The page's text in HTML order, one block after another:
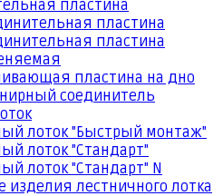
пластина
пластина
пластина
пластина на дно
соединитель
лоток "Быстрый монтаж"
лоток "Стандарт"
лоток "Стандарт" N
изделия лестничного лотка